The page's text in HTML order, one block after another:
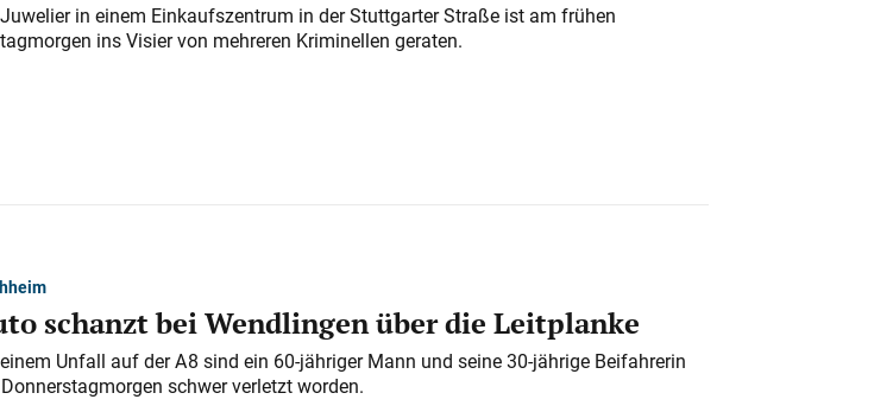
in einem Einkaufszentrum in der Stuttgarter Straße ist am frühen
ins Visier von mehreren Kriminellen geraten.
schanzt bei Wendlingen über die Leitplanke
Unfall auf der A 8 sind ein 60-jähriger Mann und seine 30-jährige Beifahrerin
schwer verletzt worden.